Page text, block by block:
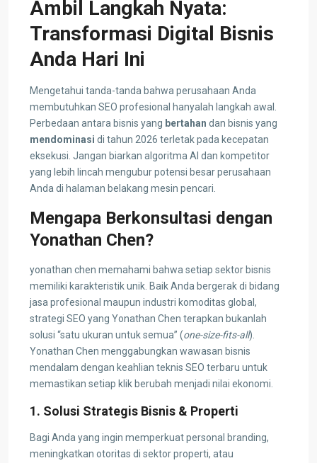
Ambil Langkah Nyata:
Transformasi Digital Bisnis
Anda Hari Ini
Mengetahui tanda-tanda bahwa perusahaan Anda
membutuhkan SEO profesional hanyalah langkah awal.
Perbedaan antara bisnis yang bertahan dan bisnis yang
mendominasi di tahun 2026 terletak pada kecepatan
eksekusi. Jangan biarkan algoritma AI dan kompetitor
yang lebih lincah mengubur potensi besar perusahaan
Anda di halaman belakang mesin pencari.
Mengapa Berkonsultasi dengan
Yonathan Chen?
yonathan chen memahami bahwa setiap sektor bisnis
memiliki karakteristik unik. Baik Anda bergerak di bidang
jasa profesional maupun industri komoditas global,
strategi SEO yang Yonathan Chen terapkan bukanlah
solusi “satu ukuran untuk semua” (one-size-fits-all).
Yonathan Chen menggabungkan wawasan bisnis
mendalam dengan keahlian teknis SEO terbaru untuk
memastikan setiap klik berubah menjadi nilai ekonomi.
1. Solusi Strategis Bisnis & Properti
Bagi Anda yang ingin memperkuat personal branding,
meningkatkan otoritas di sektor properti, atau